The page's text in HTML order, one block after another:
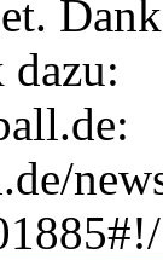
dazu: